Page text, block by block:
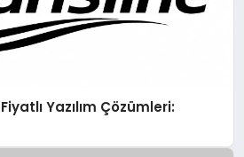
Yazılım Çözümleri: